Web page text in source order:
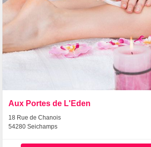
Aux Portes de L'Eden
18 Rue de Chanois
54280 Seichamps